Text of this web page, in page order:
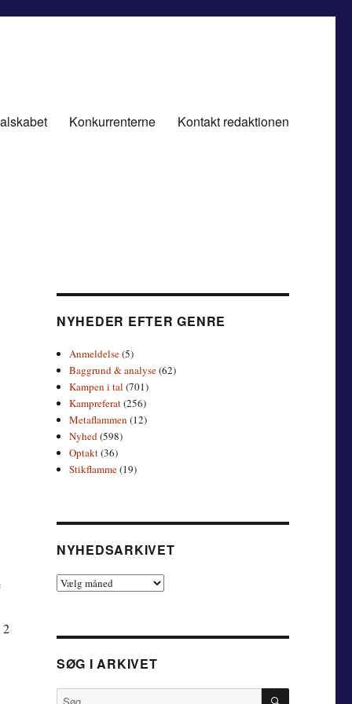
Konkurrenterne Kontakt redaktionen
2
NYHEDER EFTER GENRE
Anmeldelse(5)
Baggrund & analyse(62)
Kampen i tal (701)
Kampreferat(256)
Metaflammen (12)
Nyhed(598)
Optakt(36)
Stikflamme(19)
NYHEDSARKIVET
Nyhedsarkivet
SØG I ARKIVET
Søg
SØG